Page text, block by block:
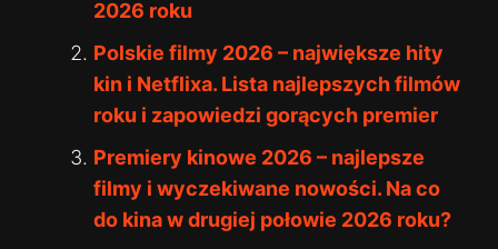
2026 roku
Polskie filmy 2026 – największe hity
kin i Netflixa. Lista najlepszych filmów
roku i zapowiedzi gorących premier
Premiery kinowe 2026 – najlepsze
filmy i wyczekiwane nowości. Na co
do kina w drugiej połowie 2026 roku?